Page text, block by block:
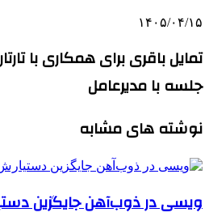
۱۴۰۵/۰۴/۱۵
تمایل باقری برای همکاری با
جلسه با مدیرعامل
نوشته های مشابه
ویسی در ذوب‌آهن جایگزین